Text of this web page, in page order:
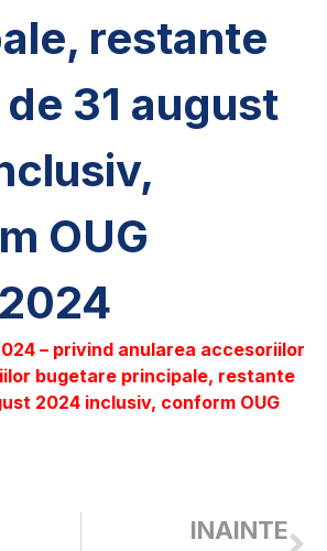
restante
31 august
OUG
– privind anularea accesoriilor
bugetare principale, restante
2024 inclusiv, conform OUG
INAINTE